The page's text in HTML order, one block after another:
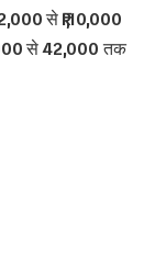
से ₹1,10,000
से 42,000 तक